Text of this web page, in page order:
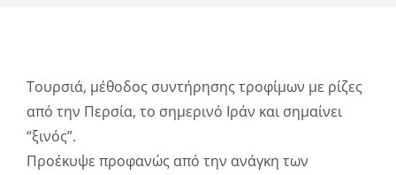
Τουρσιά, μέθοδος συντήρησης τροφίμων με ρίζες
από την Περσία, το σημερινό Ιράν και σημαίνει
“ξινός”.
Προέκυψε προφανώς από την ανάγκη των